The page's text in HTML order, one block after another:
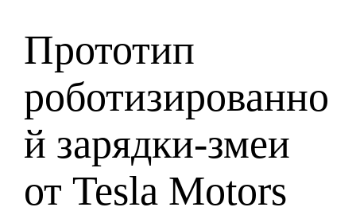
Прототип
роботизированно
й зарядки-змеи
от Tesla Motors